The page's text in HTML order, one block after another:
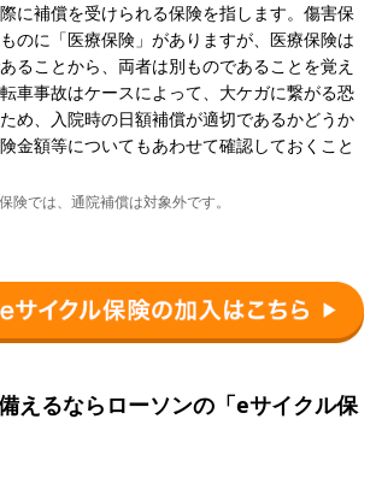
に補償を受けられる保険を指します。傷害保
のに「医療保険」がありますが、医療保険は
ることから、両者は別ものであることを覚え
車事故はケースによって、大ケガに繋がる恐
め、入院時の日額補償が適切であるかどうか
金額等についてもあわせて確認しておくこと
では、通院補償は対象外です。
えるならローソンの「eサイクル保